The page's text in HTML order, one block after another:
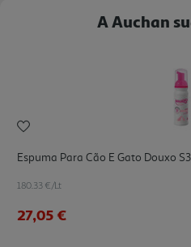
A Auchan
Espuma Para Cão E Gato Douxo
180.33 €/Lt
27,05 €